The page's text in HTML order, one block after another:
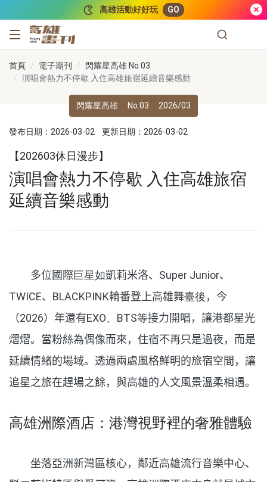
高雄活動好好玩 GO
高雄畫刊
首頁 電子期刊
閃耀星高雄 No.03
演唱會熱力不停歇 入住高雄旅宿延續音樂感動
閃耀星高雄 No.03 2026/03
發布日期：2026-03-02 更新日期：2026-03-02
【202603休日漫步】
演唱會熱力不停歇 入住高雄旅宿
延續音樂感動
多位國際巨星如凱莉米洛、 Super Junior、
TWICE、 BLACKPINK輪番登上高雄舞臺後，今
（2026）年還有EXO、 BTS等接力開唱，讓港都星光
熠熠。當粉絲為偶像而來，住宿不再只是過夜，而是
延續情緒的場域。透過兩處風格鮮明的旅宿空間，讓
追星之旅在趕場之餘，與高雄的人文風景溫柔相遇。
高雄洲際酒店：港灣視野裡的奢雅體驗
坐落亞洲新灣區核心，鄰近高雄流行音樂中心、